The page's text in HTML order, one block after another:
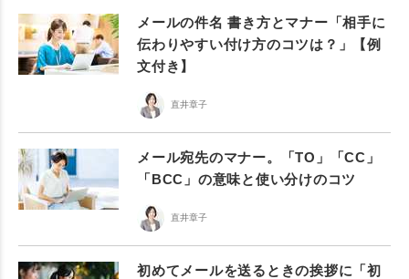
メールの件名 書き方とマナー「相手に
伝わりやすい付け方のコツは？」【例
文付き】
直井章子
メール宛先のマナー。「TO」「CC」
「BCC」の意味と使い分けのコツ
直井章子
初めてメールを送るときの挨拶に「初